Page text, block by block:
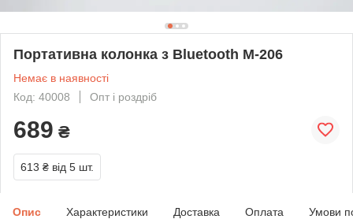
Портативна колонка з Bluetooth М-206
Немає в наявності
Код: 40008
Опт і роздріб
689 ₴
613 ₴ від 5 шт.
Опис Характеристики Доставка Оплата Умови